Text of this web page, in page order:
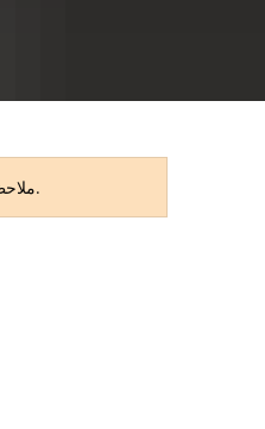
ملاحظة بشأن الترجمة الآلية: تمت ترجمة هذه الصفحة تلقائيًا. قد تحتوي الترجمة على أخطاء أو بعض أوجه عدم الدقة. النسخة الأصلية باللغة الألمانية هي النسخة المعتمدة.